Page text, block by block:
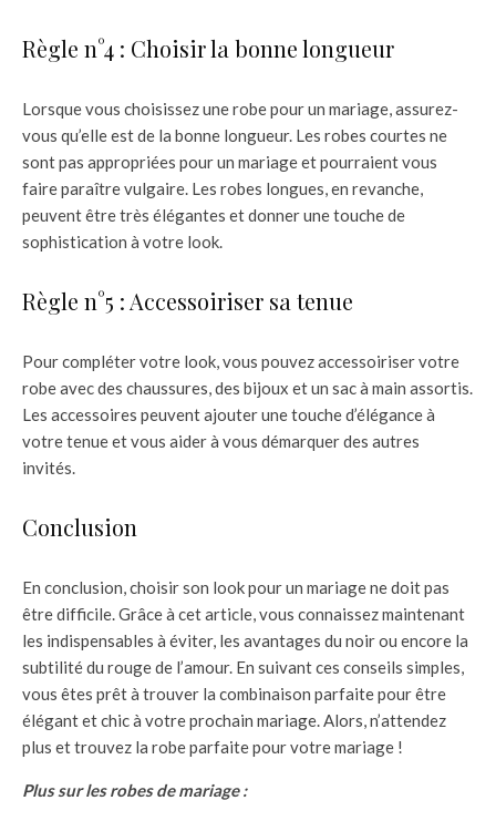
Règle n°4 : Choisir la bonne longueur
Lorsque vous choisissez une robe pour un mariage, assurez-
vous qu’elle est de la bonne longueur. Les robes courtes ne
sont pas appropriées pour un mariage et pourraient vous
faire paraître vulgaire. Les robes longues, en revanche,
peuvent être très élégantes et donner une touche de
sophistication à votre look.
Règle n°5 : Accessoiriser sa tenue
Pour compléter votre look, vous pouvez accessoiriser votre
robe avec des chaussures, des bijoux et un sac à main assortis.
Les accessoires peuvent ajouter une touche d’élégance à
votre tenue et vous aider à vous démarquer des autres
invités.
Conclusion
En conclusion, choisir son look pour un mariage ne doit pas
être difficile. Grâce à cet article, vous connaissez maintenant
les indispensables à éviter, les avantages du noir ou encore la
subtilité du rouge de l’amour. En suivant ces conseils simples,
vous êtes prêt à trouver la combinaison parfaite pour être
élégant et chic à votre prochain mariage. Alors, n’attendez
plus et trouvez la robe parfaite pour votre mariage !
Plus sur les robes de mariage :